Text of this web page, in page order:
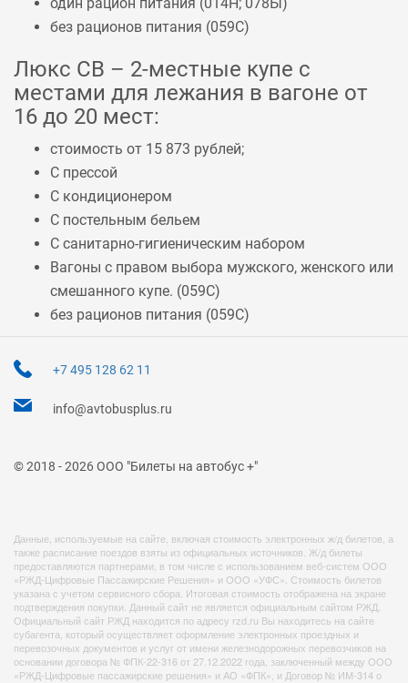
без рационов питания (059С)
Люкс СВ – 2-местные купе с
местами для лежания в вагоне от
16 до 20 мест:
стоимость от 15 873 рублей;
С прессой
С кондиционером
С постельным бельем
С санитарно-гигиеническим набором
Вагоны с правом выбора мужского, женского или
смешанного купе. (059С)
без рационов питания (059С)
+7 495 128 62 11
info@avtobusplus.ru
© 2018 - 2026 ООО "Билеты на автобус +"
Данные, используемые на сайте, включая стоимость электронных ж/д билетов, а
также расписание поездов взяты из официальных источников. Ж/д билеты
предоставляются партнерами, в том числе с использованием веб-систем ООО
«РЖД-Цифровые Пассажирские Решения» и ООО «УФС». Стоимость билетов
указана с учетом сервисного сбора. Итоговая стоимость отображена на экране
подтверждения покупки. Данный сайт не является официальным сайтом РЖД.
Официальный сайт РЖД находится по адресу rzd.ru Вы находитесь на сайте
субагента, который осуществляет оформление электронных проездных и
перевозочных документов и услуг от имени железнодорожных перевозчиков на
основании договора № ФПК-22-316 от 27.12.2022 года, заключенный между ООО
«РЖД-Цифровые пассажирские решения» и АО «ФПК», и Договор № ИМ-314 о